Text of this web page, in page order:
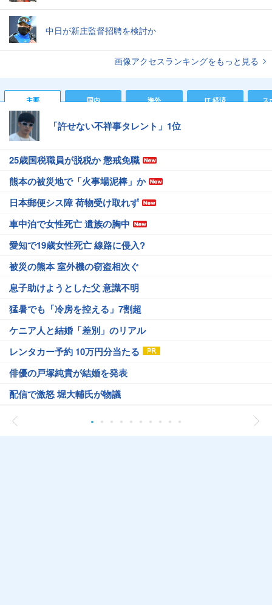
中日が新庄監督招聘を検討か
画像アクセスランキングをもっと見る
主要 国内 海外 IT 経済 ス
「許せない不祥事タレント」1位
25歳国税職員が脱税か 懲戒免職
熊本の被災地で「火事場泥棒」か
日本郵便シス障 荷物受け取れず
車中泊で女性死亡 遺族の胸中
愛知で19歳女性死亡 線路に侵入?
被災の熊本 室外機の窃盗相次ぐ
息子助けようとした父 意識不明
猛暑でも「冷房を控える」7割超
ケニア人と結婚「差別」のリアル
レンタカー予約 10万円分当たる
俳優の戸塚純貴が結婚を発表
配信で激怒 堀大輔氏が物議